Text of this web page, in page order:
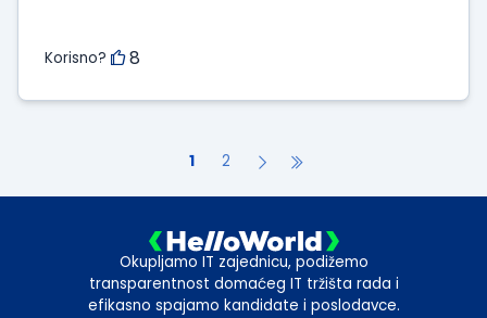
Korisno? 8
1 2
Okupljamo IT zajednicu, podižemo
transparentnost domaćeg IT tržišta rada i
efikasno spajamo kandidate i poslodavce.